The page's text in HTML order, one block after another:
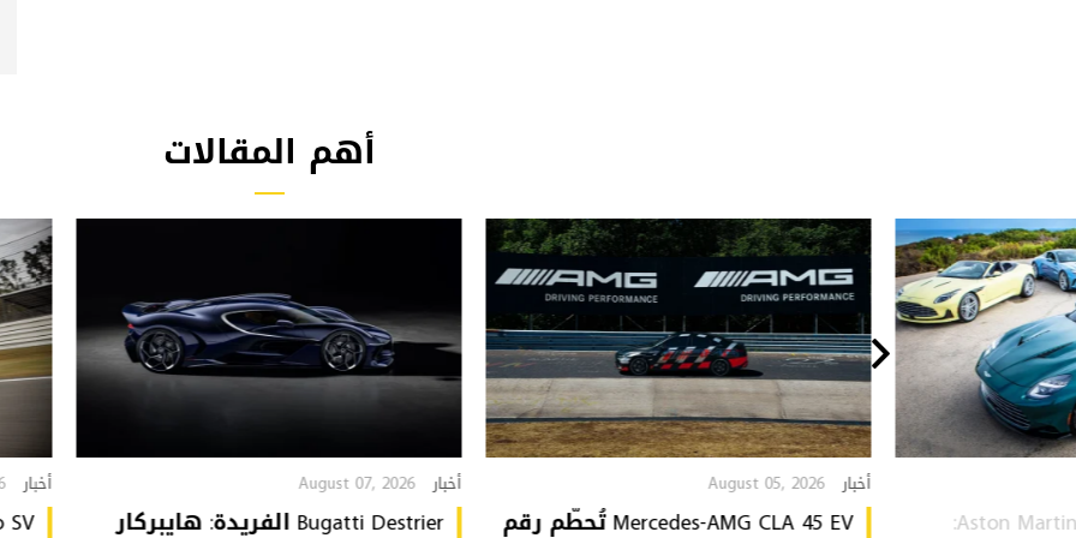
أهم المقالات
Aston Martin Heritage Collection:
أخبار August 05, 2026
Mercedes-AMG CLA 45 EV تُحطّم رقم
أخبار August 07, 2026
Bugatti Destrier الفريدة: هايبركار
أخبار